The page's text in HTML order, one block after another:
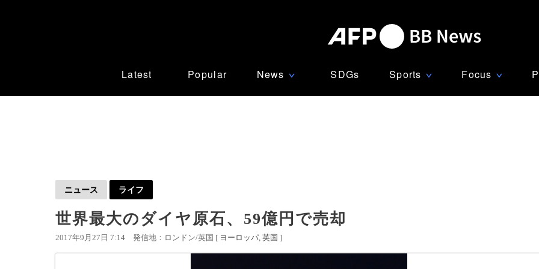
Latest Popular News ∨ SDGs Sports ∨ Focus ∨
ニュース ライフ
世界最大のダイヤ原石、59億円で売却
2017年9月27日 7:14 発信地：ロンドン/英国 [ ヨーロッパ 英国 ]